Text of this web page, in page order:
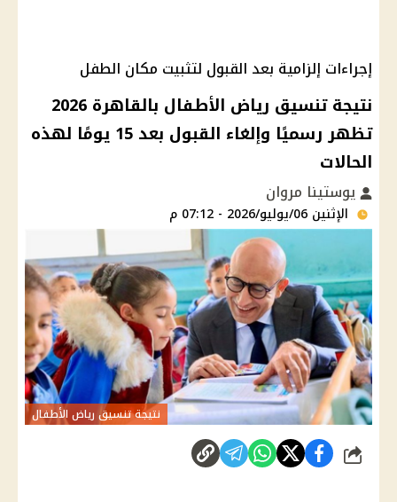
إجراءات إلزامية بعد القبول لتثبيت مكان الطفل
نتيجة تنسيق رياض الأطفال بالقاهرة 2026
تظهر رسميًا وإلغاء القبول بعد 15 يومًا لهذه
الحالات
يوستينا مروان
الإثنين 06/يوليو/2026 - 07:12 م
نتيجة تنسيق رياض الأطفال
شارك